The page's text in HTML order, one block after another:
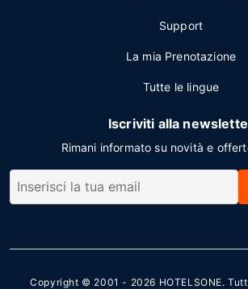
Support
La mia Prenotazione
Tutte le lingue
Iscriviti alla
Rimani informato su novità e
Copyright © 2001 - 2026 HOTELSONE.